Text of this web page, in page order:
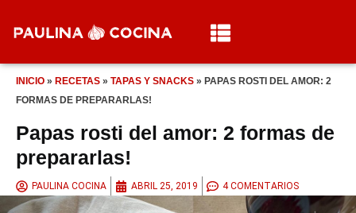
INICIO » RECETAS » TAPAS Y SNACKS » PAPAS ROSTI DEL AMOR: 2
FORMAS DE PREPARARLAS!
Papas rosti del amor: 2 formas de
prepararlas!
PAULINA COCINA ABRIL 25, 2019 4 COMENTARIOS